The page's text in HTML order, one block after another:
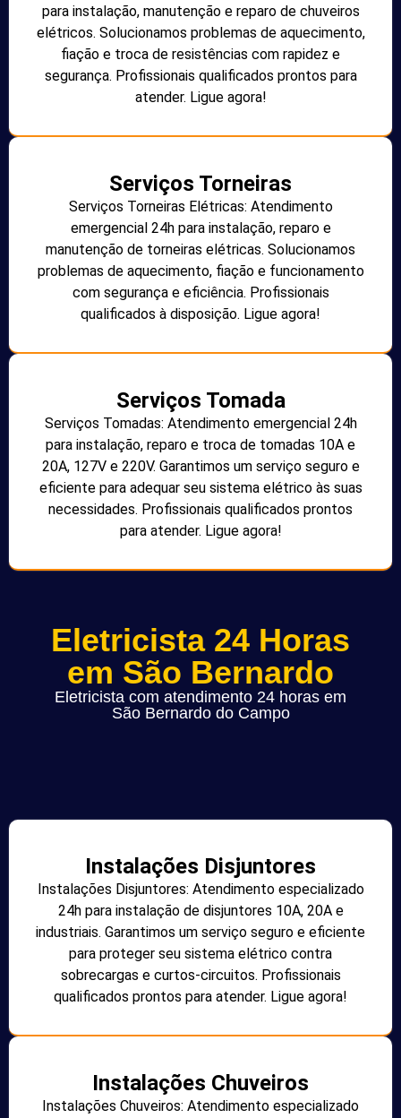
para instalação, manutenção e reparo de chuveiros
elétricos. Solucionamos problemas de aquecimento,
fiação e troca de resistências com rapidez e
segurança. Profissionais qualificados prontos para
atender. Ligue agora!
Serviços Torneiras
Serviços Torneiras Elétricas: Atendimento
emergencial 24h para instalação, reparo e
manutenção de torneiras elétricas. Solucionamos
problemas de aquecimento, fiação e funcionamento
com segurança e eficiência. Profissionais
qualificados à disposição. Ligue agora!
Serviços Tomada
Serviços Tomadas: Atendimento emergencial 24h
para instalação, reparo e troca de tomadas 10A e
20A, 127V e 220V. Garantimos um serviço seguro e
eficiente para adequar seu sistema elétrico às suas
necessidades. Profissionais qualificados prontos
para atender. Ligue agora!
Eletricista 24 Horas
em São Bernardo
Eletricista com atendimento 24 horas em
São Bernardo do Campo
Instalações Disjuntores
Instalações Disjuntores: Atendimento especializado
24h para instalação de disjuntores 10A, 20A e
industriais. Garantimos um serviço seguro e eficiente
para proteger seu sistema elétrico contra
sobrecargas e curtos-circuitos. Profissionais
qualificados prontos para atender. Ligue agora!
Instalações Chuveiros
Instalações Chuveiros: Atendimento especializado